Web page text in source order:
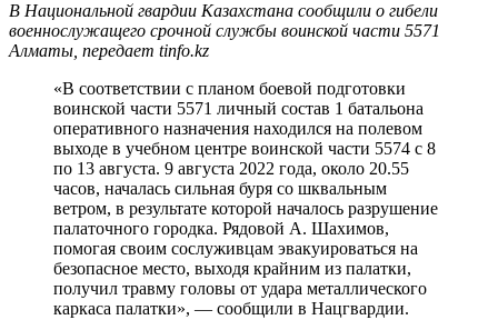
В Национальной гвардии Казахстана сообщили о гибели
военнослужащего срочной службы воинской части 5571
Алматы, передает tinfo.kz
«В соответствии с планом боевой подготовки
воинской части 5571 личный состав 1 батальона
оперативного назначения находился на полевом
выходе в учебном центре воинской части 5574 с 8
по 13 августа. 9 августа 2022 года, около 20.55
часов, началась сильная буря со шквальным
ветром, в результате которой началось разрушение
палаточного городка. Рядовой А. Шахимов,
помогая своим сослуживцам эвакуироваться на
безопасное место, выходя крайним из палатки,
получил травму головы от удара металлического
каркаса палатки», — сообщили в Нацгвардии.